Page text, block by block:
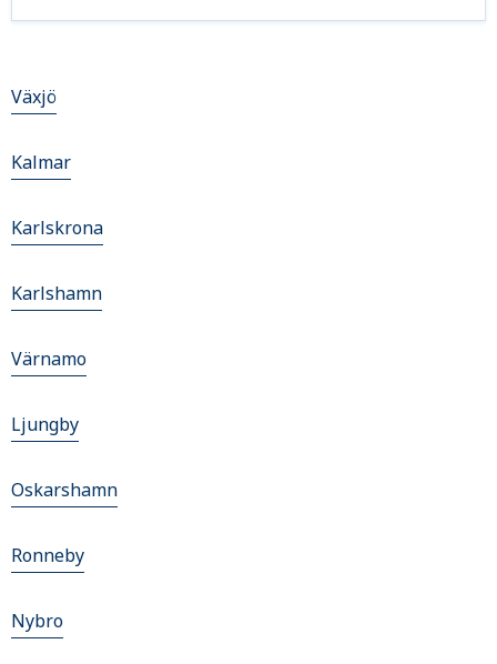
Växjö
Kalmar
Karlskrona
Karlshamn
Värnamo
Ljungby
Oskarshamn
Ronneby
Nybro